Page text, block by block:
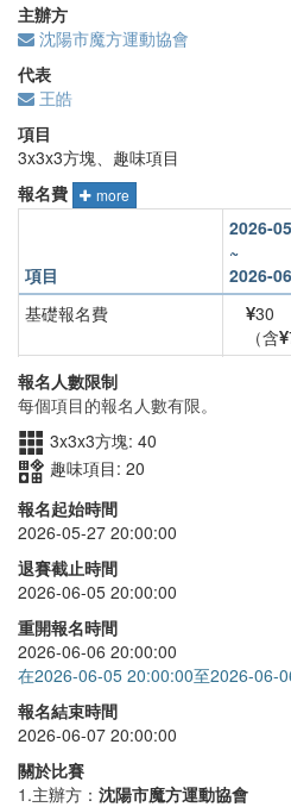
主辦方
沈陽市魔方運動協會
代表
王皓
項目
3x3x3方塊、趣味項目
報名費
more
項目
2026-
~
2026-
基礎報名費
30
（含
3x3x3方塊
趣味項目
報名人數限制
每個項目的報名人數有限。
3x3x3方塊: 40
趣味項目: 20
報名起始時間
2026-05-27 20:00:00
退賽截止時間
2026-06-05 20:00:00
重開報名時間
2026-06-06 20:00:00
在2026-06-05 20:00:00至2026-06-
報名結束時間
2026-06-07 20:00:00
關於比賽
1.主辦方： 沈陽市魔方運動協會